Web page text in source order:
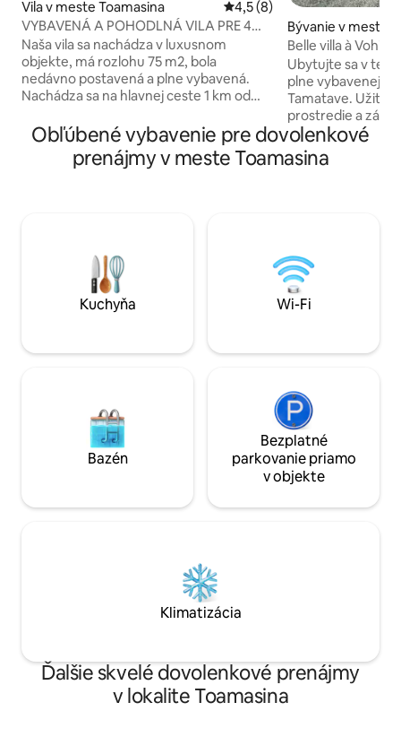
Vila v meste Toamasina Priemerné ohodnotenie 4,5
4,5 (8)
VYBAVENÁ A POHODLNÁ VILA PRE 4
OSOBY
Naša vila sa nachádza v luxusnom
objekte, má rozlohu 75 m2, bola
nedávno postavená a plne vybavená.
Nachádza sa na hlavnej ceste 1 km od
pláže Tahiti Kely. Oblasť je bezpečná,
čistá a tichá. Centrum mesta je
vzdialené len 10 minút. K dispozícii je
Bývanie v meste
Belle villa à
Ubytujte sa v
plne vybavenej
Tamatave. Užite
prostredie a
primeranej
mesta Tamatave.
hlavného
mať parkovacie
Obľúbené vybavenie pre dovolenkové
prenájmy v meste Toamasina
Kuchyňa Wi-Fi
Bazén
Bezplatné
parkovanie priamo
v objekte
Klimatizácia
Ďalšie skvelé dovolenkové prenájmy
v lokalite Toamasina